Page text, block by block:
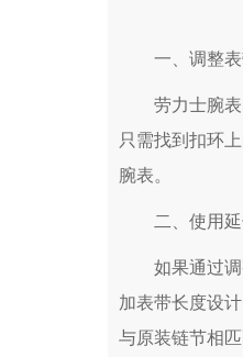
一、调整表
劳力士腕表的
只需找到扣环
腕表。
二、使用延
如果通过调整
加表带长度设
与原装链节相